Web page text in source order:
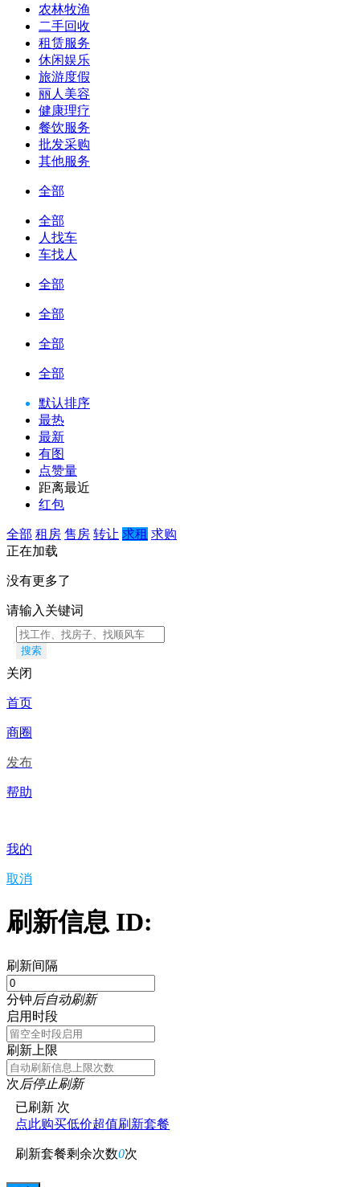
农林牧渔
二手回收
租赁服务
休闲娱乐
旅游度假
丽人美容
健康理疗
餐饮服务
批发采购
其他服务
全部
全部
人找车
车找人
全部
全部
全部
全部
默认排序
最热
最新
有图
点赞量
距离最近
红包
全部 租房 售房 转让 求租 求购
正在加载
没有更多了
请输入关键词
搜索
关闭
首页
商圈
发布
帮助
我的
取消
刷新信息 ID:
刷新间隔
分钟后自动刷新
启用时段
刷新上限
次后停止刷新
已刷新 次
点此购买低价超值刷新套餐
刷新套餐剩余次数0次